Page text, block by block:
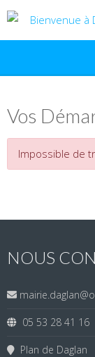
Vos
Impossible de
NOUS
05 53 28 41 16
Plan de Daglan